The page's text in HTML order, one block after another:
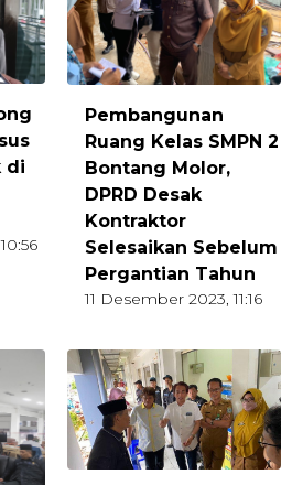
di
Pembangunan
Ruang Kelas SMPN 2
Bontang Molor,
DPRD Desak
Kontraktor
Selesaikan Sebelum
Pergantian Tahun
11 Desember 2023, 11:16